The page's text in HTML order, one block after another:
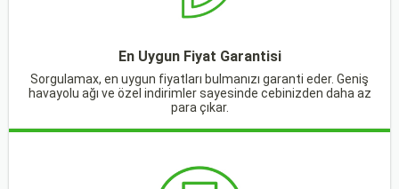
En Uygun Fiyat Garantisi
Sorgulamax, en uygun fiyatları bulmanızı garanti eder. Geniş
havayolu ağı ve özel indirimler sayesinde cebinizden daha az
para çıkar.